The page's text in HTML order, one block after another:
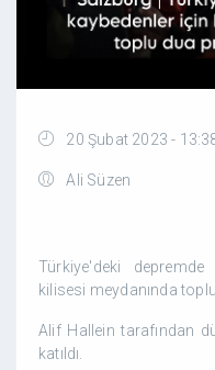
20 Şubat 2023 -
Ali Süzen
Türkiye'deki
kilisesi meydanında
Alif Hallein tarafından
katıldı.